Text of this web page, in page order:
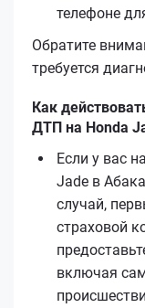
телефоне
Обратите
требуется
Как
ДТП на Honda
Если у вас
Jade в
случай,
страховой
включая